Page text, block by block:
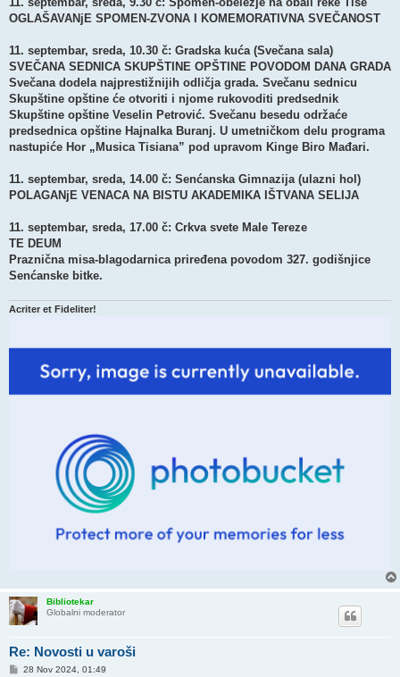
OGLAŠAVANjE SPOMEN-ZVONA I KOMEMORATIVNA SVEČANOST
11. septembar, sreda, 10.30 č: Gradska kuća (Svečana sala)
SVEČANA SEDNICA SKUPŠTINE OPŠTINE POVODOM DANA GRADA
Svečana dodela najprestižnijih odličja grada. Svečanu sednicu
Skupštine opštine će otvoriti i njome rukovoditi predsednik
Skupštine opštine Veselin Petrović. Svečanu besedu održaće
predsednica opštine Hajnalka Buranj. U umetničkom delu programa
nastupiće Hor „Musica Tisiana” pod upravom Kinge Biro Mađari.
11. septembar, sreda, 14.00 č: Senćanska Gimnazija (ulazni hol)
POLAGANjE VENACA NA BISTU AKADEMIKA IŠTVANA SELIJA
11. septembar, sreda, 17.00 č: Crkva svete Male Tereze
TE DEUM
Praznična misa-blagodarnica priređena povodom 327. godišnjice
Senćanske bitke.
Acriter et Fideliter!
Bibliotekar
Globalni moderator
Re: Novosti u varoši
P28 Nov 2024, 01:49